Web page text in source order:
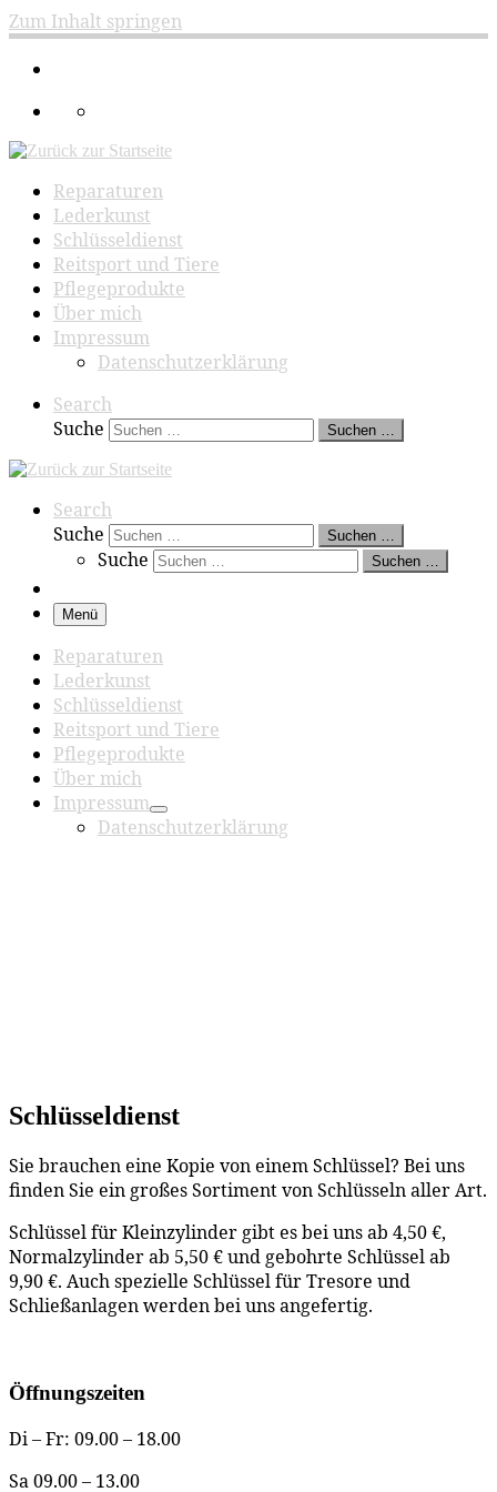
Zum Inhalt springen
Reparaturen
Lederkunst
Schlüsseldienst
Reitsport und Tiere
Pflegeprodukte
Über mich
Impressum
Datenschutzerklärung
Search
Suche
Suchen …
Search
Suche
Suchen …
Suche Suchen …
Menü
Reparaturen
Lederkunst
Schlüsseldienst
Reitsport und Tiere
Pflegeprodukte
Über mich
Impressum
Datenschutzerklärung
Schlüsseldienst
Sie brauchen eine Kopie von einem Schlüssel? Bei uns
finden Sie ein großes Sortiment von Schlüsseln aller Art.
Schlüssel für Kleinzylinder gibt es bei uns ab 4,50 €,
Normalzylinder ab 5,50 € und gebohrte Schlüssel ab
9,90 €. Auch spezielle Schlüssel für Tresore und
Schließanlagen werden bei uns angefertig.
Öffnungszeiten
Di – Fr: 09.00 – 18.00
Sa 09.00 – 13.00